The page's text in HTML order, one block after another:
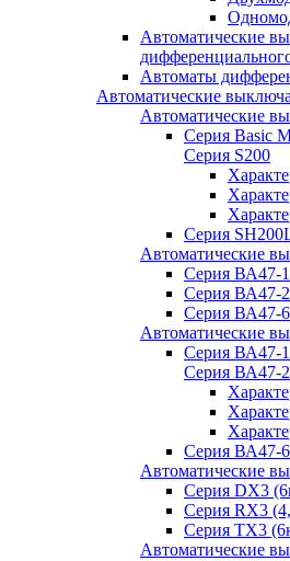
Автоматические
Автоматы
Автоматические
Автоматические
Серия Basic
Серия S200
Серия
Автоматические
Серия ВА47-
Серия ВА47-
Серия ВА47-
Автоматические
Серия ВА47-
Серия ВА47-
Серия ВА47-
Автоматические
Серия DX3
Серия RX3
Серия TX3
Автоматические